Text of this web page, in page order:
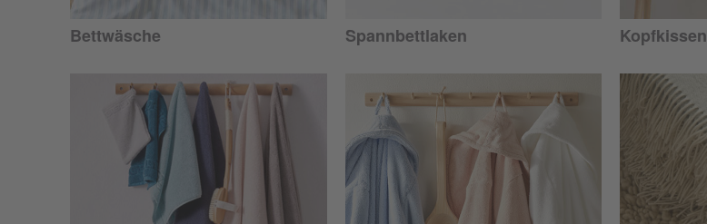
Bettwäsche Spannbettlaken Kopfkissen